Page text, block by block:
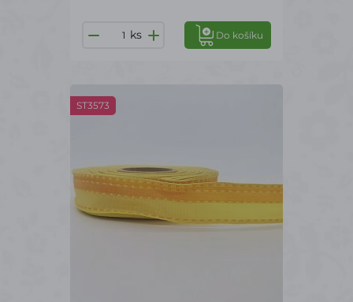
ks Do košíku
ST3573